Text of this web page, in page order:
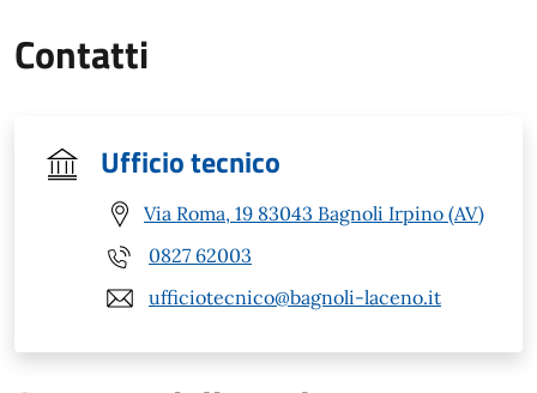
Contatti
Ufficio tecnico
Via Roma, 19 83043 Bagnoli Irpino (AV)
0827 62003
ufficiotecnico@bagnoli-laceno.it